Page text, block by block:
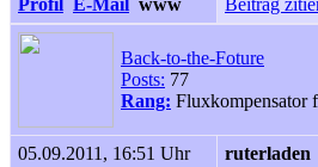
Profil E-Mail www Beitrag
Back-to-the-Foture
Posts: 77
Rang: Fluxkompensator
05.09.2011, 16:51 Uhr
ruterladen